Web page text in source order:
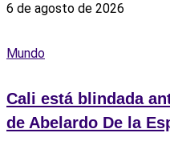
6 de agosto de 2026
Mundo
Cali está blindada
de Abelardo De la